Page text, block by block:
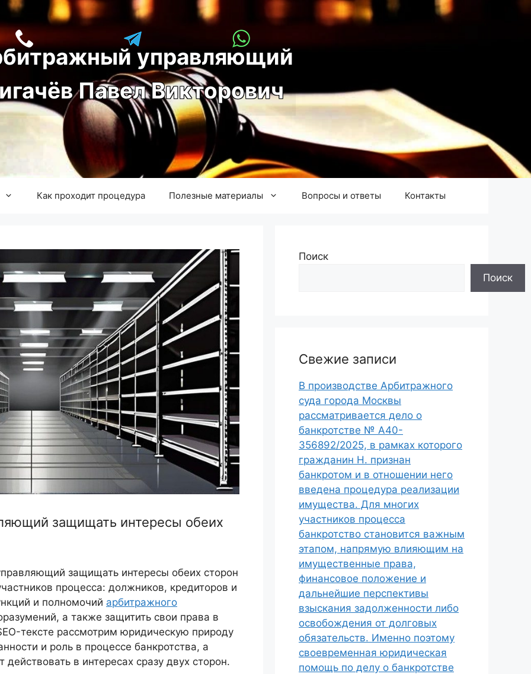
управляющий
игачёв Павел Викторович
Как проходит процедура Полезные материалы Вопросы и ответы Контакты
защищать интересы обеих
защищать интересы обеих сторон
процесса: должников, кредиторов и
и полномочий арбитражного
а также защитить свои права в
тексте рассмотрим юридическую природу
и роль в процессе банкротства, а
в интересах сразу двух сторон.
Поиск
Поиск
Свежие записи
В производстве Арбитражного
суда города Москвы
рассматривается дело о
банкротстве № А40-
356892/2025, в рамках которого
гражданин Н. признан
банкротом и в отношении него
введена процедура реализации
имущества. Для многих
участников процесса
банкротство становится важным
этапом, напрямую влияющим на
имущественные права,
финансовое положение и
дальнейшие перспективы
взыскания задолженности либо
освобождения от долговых
обязательств. Именно поэтому
своевременная юридическая
помощь по делу о банкротстве